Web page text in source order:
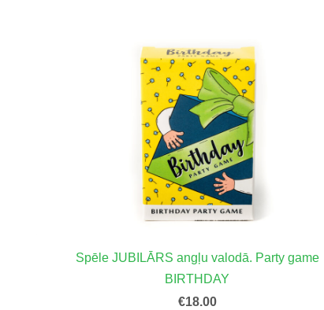
Spēle JUBILĀRS angļu valodā. Party game
BIRTHDAY
€18.00